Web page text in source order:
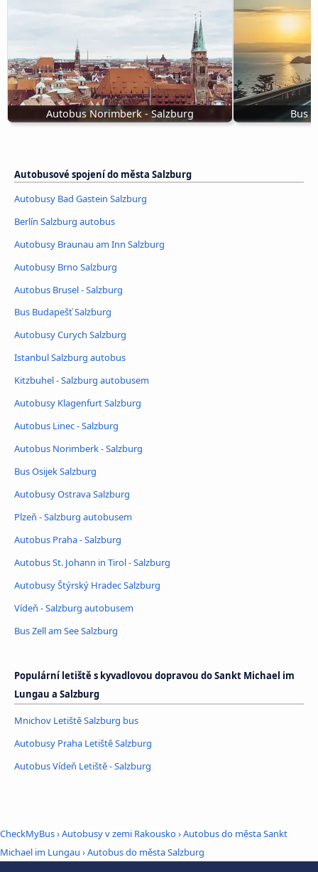
Autobus Norimberk - Salzburg Bus
Autobusové spojení do města Salzburg
Autobusy Bad Gastein Salzburg
Berlín Salzburg autobus
Autobusy Braunau am Inn Salzburg
Autobusy Brno Salzburg
Autobus Brusel - Salzburg
Bus Budapešť Salzburg
Autobusy Curych Salzburg
Istanbul Salzburg autobus
Kitzbuhel - Salzburg autobusem
Autobusy Klagenfurt Salzburg
Autobus Linec - Salzburg
Autobus Norimberk - Salzburg
Bus Osijek Salzburg
Autobusy Ostrava Salzburg
Plzeň - Salzburg autobusem
Autobus Praha - Salzburg
Autobus St. Johann in Tirol - Salzburg
Autobusy Štýrský Hradec Salzburg
Vídeň - Salzburg autobusem
Bus Zell am See Salzburg
Populární letiště s kyvadlovou dopravou do Sankt Michael im
Lungau a Salzburg
Mnichov Letiště Salzburg bus
Autobusy Praha Letiště Salzburg
Autobus Vídeň Letiště - Salzburg
CheckMyBus›Autobusy v zemi Rakousko›Autobus do města Sankt
Michael im Lungau ›Autobus do města Salzburg